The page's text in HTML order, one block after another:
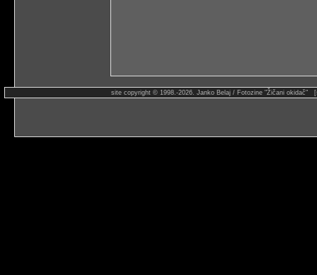
site copyright © 1998.-2026. Janko Belaj / Fotozine "Žičani okidač"